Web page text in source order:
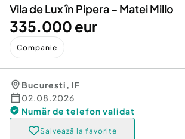
Vila de Lux în Pipera – Matei Millo
335.000 eur
Companie
Bucuresti, IF
02.08.2026
Număr de telefon validat
Salvează la favorite